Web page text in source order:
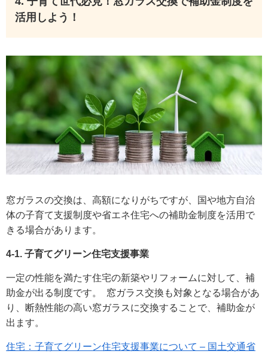
活用しよう！
窓ガラスの交換は、高額になりがちですが、国や地方自治
体の子育て支援制度や省エネ住宅への補助金制度を活用で
きる場合があります。
4-1. 子育てグリーン住宅支援事業
一定の性能を満たす住宅の新築やリフォームに対して、補
助金が出る制度です。 窓ガラス交換も対象となる場合があ
り、断熱性能の高い窓ガラスに交換することで、補助金が
出ます。
住宅：子育てグリーン住宅支援事業について – 国土交通省